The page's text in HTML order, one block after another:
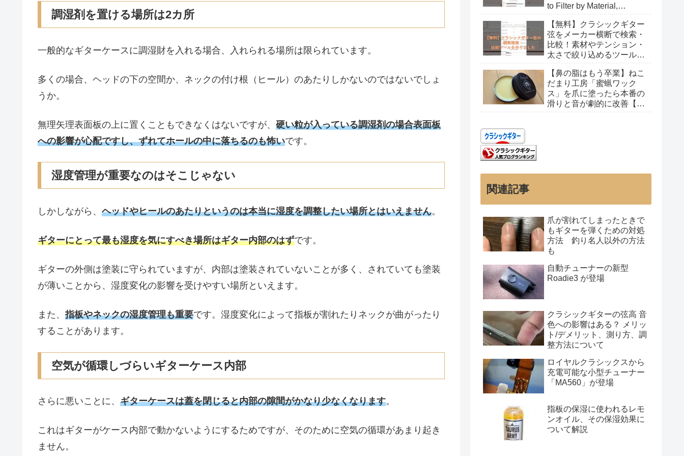
調湿剤を置ける場所は2カ所
一般的なギターケースに調湿財を入れる場合、入れられる場所は限られています。
多くの場合、ヘッドの下の空間か、ネックの付け根（ヒール）のあたりしかないのではないでしょ
うか。
無理矢理表面板の上に置くこともできなくはないですが、 硬い粒が入っている調湿剤の場合表面板
への影響が心配ですし、ずれてホールの中に落ちるのも怖いです。
湿度管理が重要なのはそこじゃない
しかしながら、 ヘッドやヒールのあたりというのは本当に湿度を調整したい場所とはいえません。
ギターにとって最も湿度を気にすべき場所はギター内部のはずです。
ギターの外側は塗装に守られていますが、内部は塗装されていないことが多く、されていても塗装
が薄いことから、湿度変化の影響を受けやすい場所といえます。
また、指板やネックの湿度管理も重要です。湿度変化によって指板が割れたりネックが曲がったり
することがあります。
空気が循環しづらいギターケース内部
さらに悪いことに、 ギターケースは蓋を閉じると内部の隙間がかなり少なくなります。
これはギターがケース内部で動かないようにするためですが、そのために空気の循環があまり起き
ません。
to Filter by Material,
【無料】クラシックギター
弦をメーカー横断で検索・
比較！素材やテンション・
太さで絞り込めるツールを
【鼻の脂はもう卒業】ねこ
だまり工房「蜜蝋ワック
ス」を爪に塗ったら本番の
滑りと音が劇的に改善【レ
関連記事
爪が割れてしまったときで
もギターを弾くための対処
方法 釣り名人以外の方法
も
自動チューナーの新型
Roadie3 が登場
クラシックギターの弦高 音
色への影響はある？ メリッ
ト/デメリット、測り方、調
整方法について
ロイヤルクラシックスから
充電可能な小型チューナー
「MA560」が登場
指板の保湿に使われるレモ
ンオイル、その保湿効果に
ついて解説